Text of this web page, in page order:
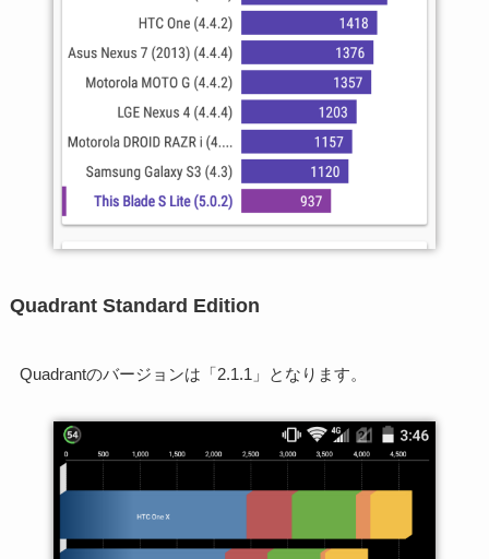
Quadrant Standard Edition
Quadrantのバージョンは「2.1.1」となります。